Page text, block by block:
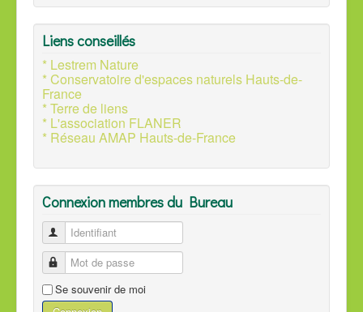
Liens conseillés
* Lestrem Nature
* Conservatoire d'espaces naturels Hauts-de-
France
* Terre de liens
* L'association FLANER
* Réseau AMAP Hauts-de-France
Connexion membres du Bureau
Identifiant
Mot de passe
Se souvenir de moi